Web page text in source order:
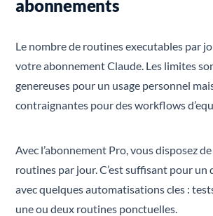
abonnements
Le nombre de routines executables par
votre abonnement Claude. Les limites
genereuses pour un usage personnel
contraignantes pour des workflows
Avec l’abonnement Pro, vous disposez
routines par jour. C’est suffisant pour un
avec quelques automatisations cles :
une ou deux routines ponctuelles.